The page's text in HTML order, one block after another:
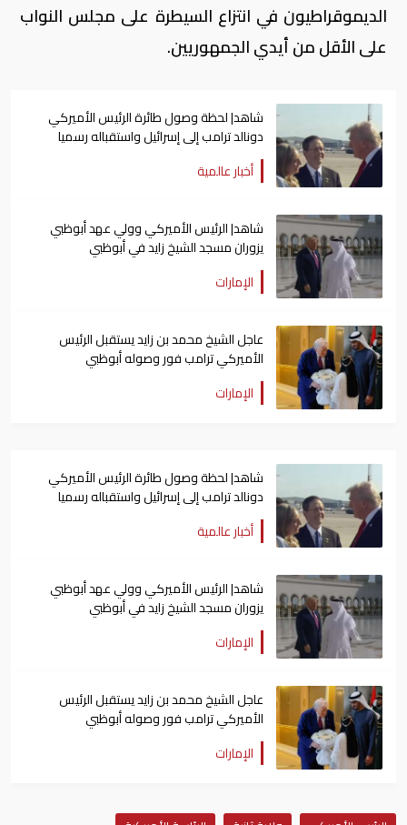
الديموقراطيون في انتزاع السيطرة على مجلس النواب
على الأقل من أيدي الجمهوريين.
شاهد| لحظة وصول طائرة الرئيس الأميركي
دونالد ترامب إلى إسرائيل واستقباله رسميا
أخبار عالمية
شاهد| الرئيس الأميركي وولي عهد أبوظبي
يزوران مسجد الشيخ زايد في أبوظبي
الإمارات
عاجل الشيخ محمد بن زايد يستقبل الرئيس
الأميركي ترامب فور وصوله أبوظبي
الإمارات
شاهد| لحظة وصول طائرة الرئيس الأميركي
دونالد ترامب إلى إسرائيل واستقباله رسميا
أخبار عالمية
شاهد| الرئيس الأميركي وولي عهد أبوظبي
يزوران مسجد الشيخ زايد في أبوظبي
الإمارات
عاجل الشيخ محمد بن زايد يستقبل الرئيس
الأميركي ترامب فور وصوله أبوظبي
الإمارات